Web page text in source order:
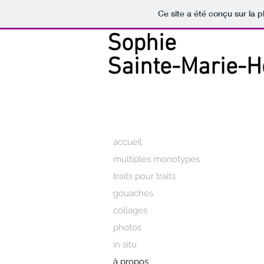
Ce site a été conçu sur la
Sophie
Sainte-Marie-
accueil
multiples monotypes
traits pour traits
gouaches
collages
photos
in situ
à propos